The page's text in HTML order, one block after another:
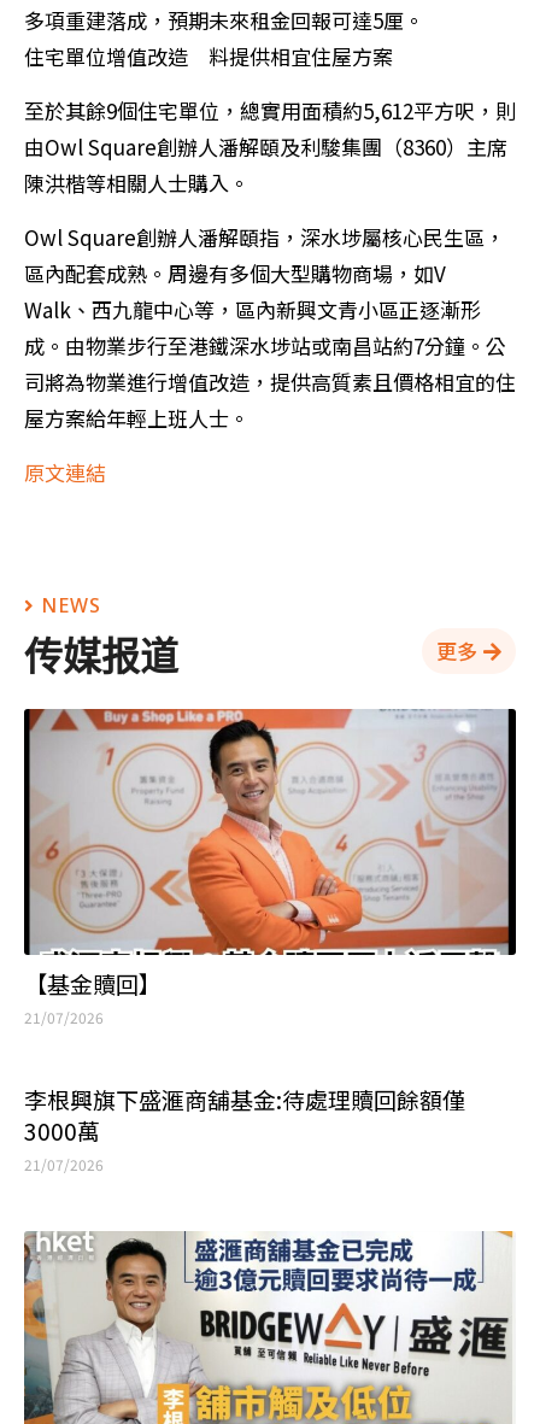
多項重建落成，預期未來租金回報可達5厘。
住宅單位增值改造 料提供相宜住屋方案
至於其餘9個住宅單位，總實用面積約5,612平方呎，則
由Owl Square創辦人潘解頤及利駿集團（8360）主席
陳洪楷等相關人士購入。
Owl Square創辦人潘解頤指，深水埗屬核心民生區，
區內配套成熟。周邊有多個大型購物商場，如V
Walk、西九龍中心等，區內新興文青小區正逐漸形
成。由物業步行至港鐵深水埗站或南昌站約7分鐘。公
司將為物業進行增值改造，提供高質素且價格相宜的住
屋方案給年輕上班人士。
原文連結
NEWS
传媒报道 更多
【基金贖回】
21/07/2026
李根興旗下盛滙商舖基金:待處理贖回餘額僅
3000萬
21/07/2026